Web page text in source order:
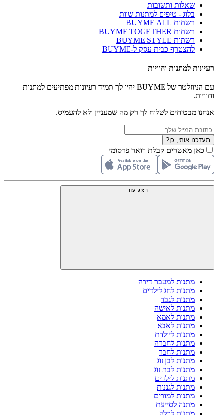
שאלות ותשובות
בלוג - טיפים למתנות שוות
רשתות BUYME ALL
רשתות BUYME TOGETHER
רשתות BUYME STYLE
להצטרף כבית עסק ל-BUYME
רעיונות למתנות וחוויות
עם הניוזלטר של BUYME יהיו לך תמיד רעיונות מפתיעים למתנות
וחוויות.
אנחנו מבטיחים לשלוח לך רק מה שמעניין ולא להעמיס.
תעדכנו אותי, כן?
כאן מאשרים קבלת דואר פרסומי
הצג עוד
מתנות למעבר דירה
מתנות לחג לילדים
מתנות לגבר
מתנות לאישה
מתנות לאמא
מתנות לאבא
מתנות ליולדת
מתנות לחברה
מתנות לחבר
מתנות לבן זוג
מתנות לבת זוג
מתנות לילדים
מתנות לגננות
מתנות למורים
מתנה לסייעת
מתנות לכלה